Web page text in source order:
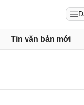
Tin văn bản mới